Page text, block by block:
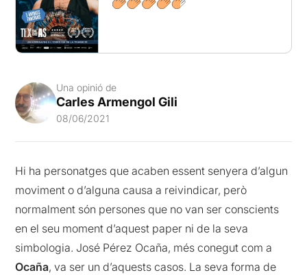
Una opinió de
Carles Armengol Gili
08/06/2021
Hi ha personatges que acaben essent senyera d’algun
moviment o d’alguna causa a reivindicar, però
normalment són persones que no van ser conscients
en el seu moment d’aquest paper ni de la seva
simbologia. José Pérez Ocaña, més conegut com a
Ocaña, va ser un d’aquests casos. La seva forma de